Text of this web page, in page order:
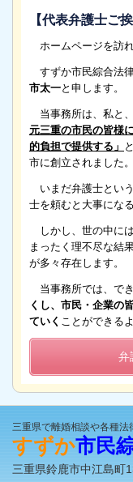
【代表弁護士ご挨
ホームページを訪
すずか市民綜合法
市太一と申します。
当事務所は、私と
元三重の市民の皆様
的負担で提供する」
市に創立されました。
いまだ弁護士とい
士を頼むと大事にな
しかし、世の中に
まったく理不尽な結
が多々存在します。
当事務所では、でき
くし、市民・企業の
ていく ことができる
弁
三重県で離婚相談や各種法
すずか市民
三重県鈴鹿市中江島町